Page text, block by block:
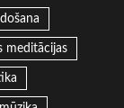
meditācijas